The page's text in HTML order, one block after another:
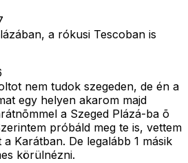
a rókusi Tescoban is
nem tudok szegeden, de én a
egy helyen akarom majd
a Szeged Plázá-ba õ
próbáld meg te is, vettem
Karátban. De legalább 1 másik
körülnézni.